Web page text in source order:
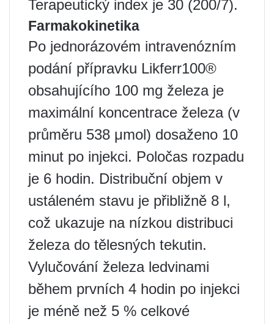
Terapeutický index je 30 (200/7).
Farmakokinetika
Po jednorázovém intravenózním
podání přípravku Likferr100®
obsahujícího 100 mg železa je
maximální koncentrace železa (v
průměru 538 μmol) dosaženo 10
minut po injekci. Poločas rozpadu
je 6 hodin. Distribuční objem v
ustáleném stavu je přibližně 8 l,
což ukazuje na nízkou distribuci
železa do tělesných tekutin.
Vylučování železa ledvinami
během prvních 4 hodin po injekci
je méně než 5 % celkové